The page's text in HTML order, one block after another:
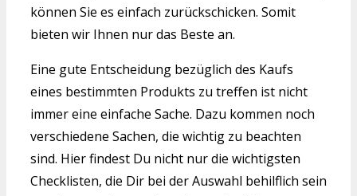
können Sie es einfach zurückschicken. Somit
bieten wir Ihnen nur das Beste an.
Eine gute Entscheidung bezüglich des Kaufs
eines bestimmten Produkts zu treffen ist nicht
immer eine einfache Sache. Dazu kommen noch
verschiedene Sachen, die wichtig zu beachten
sind. Hier findest Du nicht nur die wichtigsten
Checklisten, die Dir bei der Auswahl behilflich sein